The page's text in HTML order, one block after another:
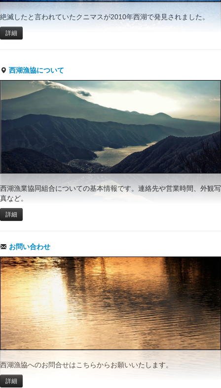
絶滅したと言われていたクニマスが2010年西湖で発見されました。
詳細
西湖漁協について
西湖漁業協同組合についての基本情報です。連絡先や営業時間、外観写
真など。
詳細
お問い合わせ
西湖漁協へのお問合せはこちらからお願いいたします。
詳細